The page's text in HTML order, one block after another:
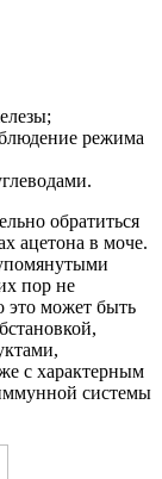
режима
обратиться
ацетона в моче.
пор не
это может быть
с характерным
системы